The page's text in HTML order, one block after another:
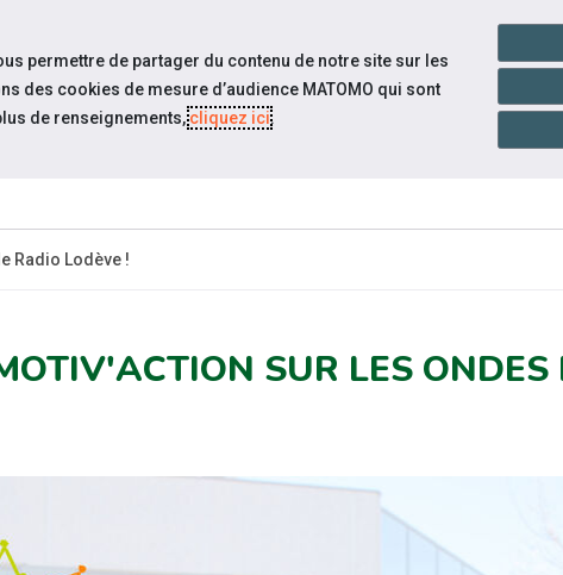
Sites du réseau
Radio Lodève !
SUR LES
permettre de partager du contenu de notre site sur les
des cookies de mesure d’audience MATOMO qui sont
de renseignements,cliquez ici.